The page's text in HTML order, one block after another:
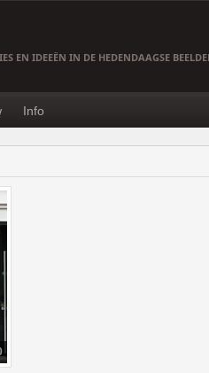
EN IDEEËN IN DE HEDENDAAGSE
Info